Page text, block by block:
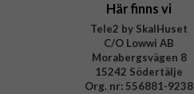
Här finns vi
Tele2 by SkalHuset
C/O Lowwi AB
Morabergsvägen 8
15242 Södertälje
Org. nr: 556881-9238